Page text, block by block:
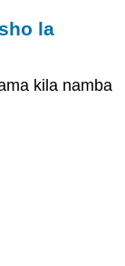
la
kila namba